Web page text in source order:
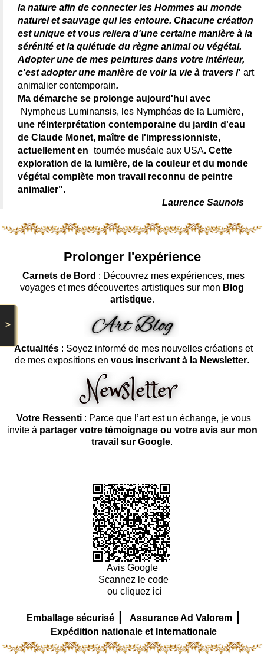
>
la nature afin de connecter les Hommes au monde
naturel et sauvage qui les entoure. Chacune création
est unique et vous reliera d'une certaine manière à la
sérénité et la quiétude du règne animal ou végétal.
Adopter une de mes peintures dans votre intérieur,
c'est adopter une manière de voir la vie à travers l' art
animalier contemporain.
Ma démarche se prolonge aujourd'hui avec
Nympheus Luminansis, les Nymphéas de la Lumière,
une réinterprétation contemporaine du jardin d'eau
de Claude Monet, maître de l'impressionniste,
actuellement en tournée muséale aux USA. Cette
exploration de la lumière, de la couleur et du monde
végétal complète mon travail reconnu de peintre
animalier".
Laurence Saunois
Prolonger l'expérience
Carnets de Bord : Découvrez mes expériences, mes
voyages et mes découvertes artistiques sur mon Blog
artistique.
Actualités : Soyez informé de mes nouvelles créations et
de mes expositions en vous inscrivant à la Newsletter.
Votre Ressenti: Parce que l’art est un échange, je vous
invite à partager votre témoignage ou votre avis sur mon
travail sur Google.
Avis Google
Scannez le code
ou cliquez ici
Emballage sécurisé | Assurance Ad Valorem |
Expédition nationale et Internationale